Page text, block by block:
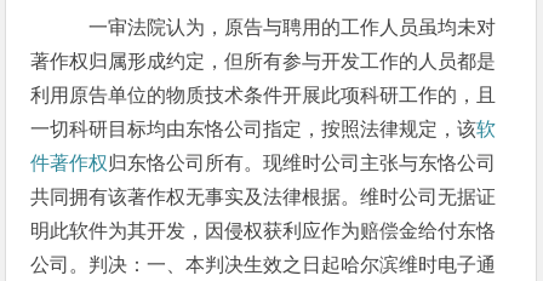
一审法院认为，原告与聘用的工作人员虽均未对
著作权归属形成约定，但所有参与开发工作的人员都是
利用原告单位的物质技术条件开展此项科研工作的，且
一切科研目标均由东恪公司指定，按照法律规定，该软
件著作权归东恪公司所有。现维时公司主张与东恪公司
共同拥有该著作权无事实及法律根据。维时公司无据证
明此软件为其开发，因侵权获利应作为赔偿金给付东恪
公司。判决：一、本判决生效之日起哈尔滨维时电子通